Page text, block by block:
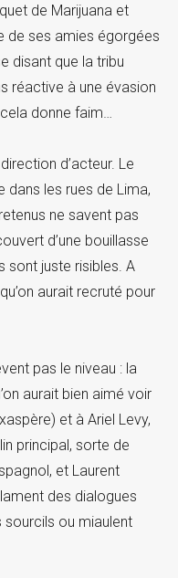
de Marijuana et
de ses amies égorgées
disant que la tribu
réactive à une évasion
donne faim…
d’acteur. Le
dans les rues de Lima,
ne savent pas
d’une bouillasse
sont juste risibles. A
aurait recruté pour
pas le niveau : la
aurait bien aimé voir
et à Ariel Levy,
principal, sorte de
et Laurent
des dialogues
ou miaulent